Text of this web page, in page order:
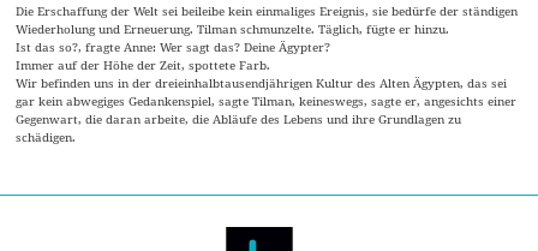
Die Erschaffung der Welt sei beileibe kein einmaliges Ereignis, sie bedürfe der ständigen
Wiederholung und Erneuerung. Tilman schmunzelte. Täglich, fügte er hinzu.
Ist das so?, fragte Anne: Wer sagt das? Deine Ägypter?
Immer auf der Höhe der Zeit, spottete Farb.
Wir befinden uns in der dreieinhalbtausendjährigen Kultur des Alten Ägypten, das sei
gar kein abwegiges Gedankenspiel, sagte Tilman, keineswegs, sagte er, angesichts einer
Gegenwart, die daran arbeite, die Abläufe des Lebens und ihre Grundlagen zu
schädigen.